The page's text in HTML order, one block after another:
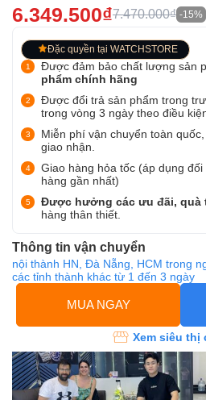
6.349.500₫7.470.000₫ -15%
Đặc quyền tại WATCHSTORE
Được đảm bảo chất lượng sản
phẩm chính hãng
Được đổi trả sản phẩm trong
trong vòng 3 ngày theo điều
Miễn phí vận chuyển toàn
giao nhận.
Giao hàng hỏa tốc (áp dụng
hàng gần nhất)
Được hưởng các ưu đãi, quà
hàng thân thiết.
Thông tin vận chuyển
nội thành HN, Đà Nẵng, HCM trong
các tỉnh thành khác từ 1 đến 3 ngày
MUA NGAY
Xem siêu thị